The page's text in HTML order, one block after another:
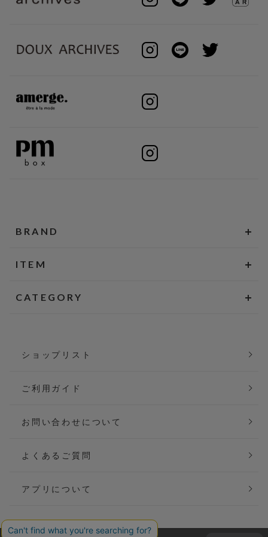
BRAND
ITEM
CATEGORY
ショップリスト
ご利用ガイド
お問い合わせについて
よくあるご質問
アプリについて